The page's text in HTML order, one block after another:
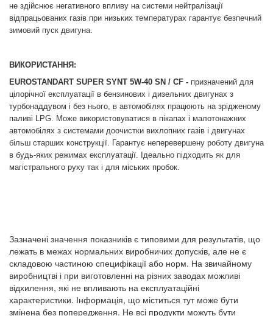
не здійснює негативного впливу на системи нейтралізації
відпрацьованих газів при низьких температурах гарантує безпечний
зимовий пуск двигуна.
ВИКОРИСТАННЯ:
EUROSTANDART SUPER SYNT 5W-40 SN / CF - призначений для
цілорічної експлуатації в бензинових і дизельних двигунах з
турбонаддувом і без нього, в автомобілях працюють на зрідженому
паливі LPG. Може використовуватися в пікапах і малотонажних
автомобілях з системами доочистки вихлопних газів і двигунах
більш старших конструкції. Гарантує неперевершену роботу двигуна
в будь-яких режимах експлуатації. Ідеально підходить як для
магістрального руху так і для міських пробок.
Зазначені значення показників є типовими для результатів, що
лежать в межах нормальних виробничих допусків, але не є
складовою частиною специфікації або норм. На звичайному
виробництві і при виготовленні на різних заводах можливі
відхилення, які не впливають на експлуатаційні
характеристики. Інформація, що міститься тут може бути
змінена без попередження. Не всі продукти можуть бути